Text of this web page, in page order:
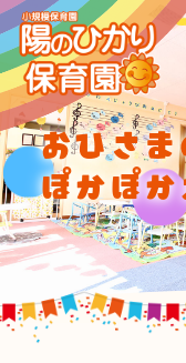
おひさま
ぽかぽ